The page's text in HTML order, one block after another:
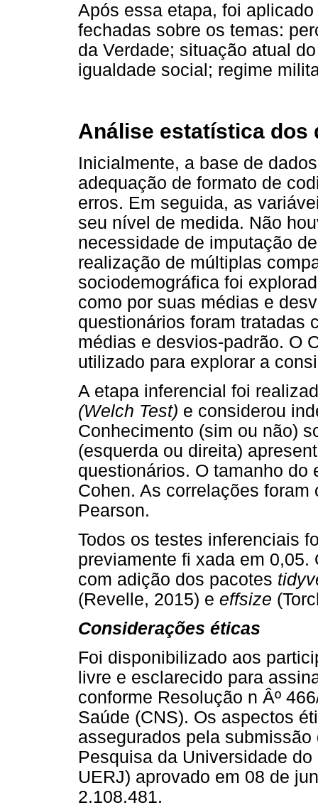
Após essa etapa, foi
fechadas sobre os temas:
da Verdade; situação atual
igualdade social; regime
Análise estatística dos
Inicialmente, a base de
adequação de formato de
erros. Em seguida, as
seu nível de medida. Não
necessidade de imputação
realização de múltiplas
sociodemográfica foi
como por suas médias e
questionários foram tratadas
médias e desvios-padrão. O
utilizado para explorar a
A etapa inferencial foi
(Welch Test) e considerou
Conhecimento (sim ou não)
(esquerda ou direita)
questionários. O tamanho do
Cohen. As correlações
Pearson.
Todos os testes inferenciais
previamente fi xada em
com adição dos pacotes
(Revelle, 2015) e effsize
Considerações éticas
Foi disponibilizado aos
livre e esclarecido para
conforme Resolução n Âº
Saúde (CNS). Os aspectos
assegurados pela
Pesquisa da Universidade
UERJ) aprovado em 08 de
2.108.481.